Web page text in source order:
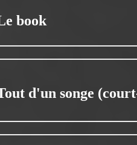
book
d'un songe